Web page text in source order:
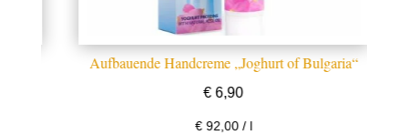
Aufbauende Handcreme „Joghurt of Bulgaria“
6,90
92,00/l